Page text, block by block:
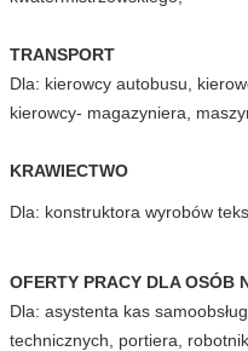
TRANSPORT
Dla: kierowcy autobusu,
kierowcy- magazyniera,
KRAWIECTWO
Dla: konstruktora wyrobów
OFERTY PRACY DLA OSÓB
Dla: asystenta kas
technicznych, portiera,